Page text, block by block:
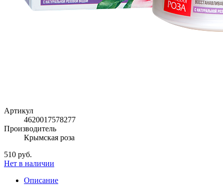
Артикул
4620017578277
Производитель
Крымская роза
510 руб.
Нет в наличии
Описание